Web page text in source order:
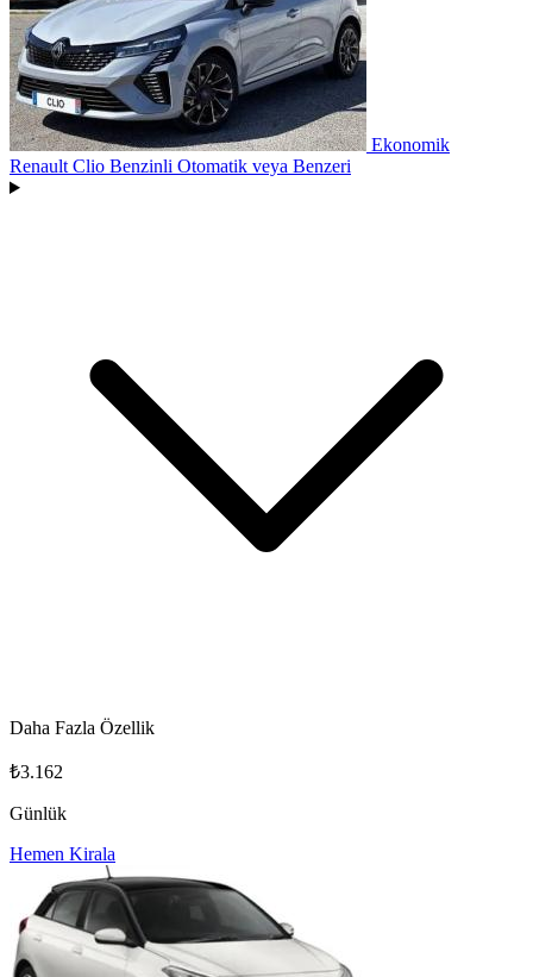
Ekonomik
Renault Clio Benzinli Otomatik veya Benzeri
Daha Fazla Özellik
₺3.162
Günlük
Hemen Kirala